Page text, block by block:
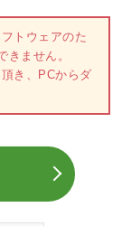
トウェアのた
きません。
き、PCからダ